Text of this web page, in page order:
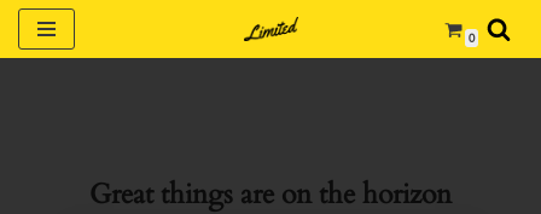
Saltar
0
Great things are on the horizon